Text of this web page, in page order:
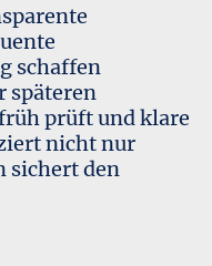
schaffen
späteren
prüft und klare
nicht nur
sichert den